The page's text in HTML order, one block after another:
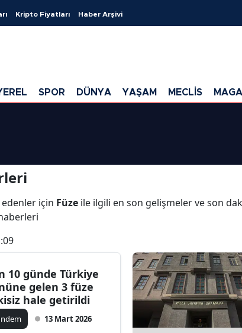
Kripto Fiyatları Haber Arşivi
SPOR DÜNYA YAŞAM MECLİS
için Füze ile ilgili en son gelişmeler ve son
10 günde Türkiye
gelen 3 füze
hale getirildi
13 Mart 2026